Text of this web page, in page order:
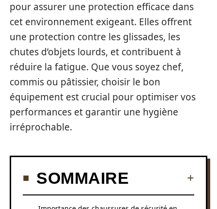
pour assurer une protection efficace dans
cet environnement exigeant. Elles offrent
une protection contre les glissades, les
chutes d’objets lourds, et contribuent à
réduire la fatigue. Que vous soyez chef,
commis ou pâtissier, choisir le bon
équipement est crucial pour optimiser vos
performances et garantir une hygiène
irréprochable.
SOMMAIRE